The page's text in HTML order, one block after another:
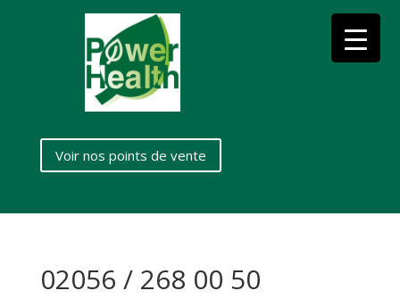
Voir nos points de vente
02056 / 268 00 50